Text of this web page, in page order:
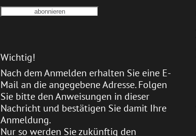
Wichtig!
Nach dem Anmelden erhalten Sie eine E-
Mail an die angegebene Adresse. Folgen
Sie bitte den Anweisungen in dieser
Nachricht und bestätigen Sie damit Ihre
Anmeldung.
Nur so werden Sie zukünftig den